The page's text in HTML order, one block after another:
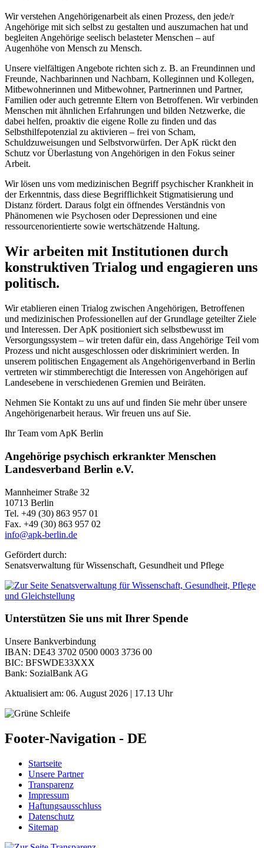
Wir verstehen Angehörigenarbeit als einen Prozess, den jede/r
Angehörige mit sich selbst zu gestalten und auszumachen hat und
begleiten Angehörige seelisch belasteter Menschen – auf
Augenhöhe von Mensch zu Mensch.
Unsere vielfältigen Angebote richten sich z. B. an Freundinnen und
Freunde, Nachbarinnen und Nachbarn, Kolleginnen und Kollegen,
Mitbewohnerinnen und Mitbewohner, Partnerinnen und Partner,
Familien oder auch getrennte Eltern von Betroffenen. Wir verbinden
Menschen mit ähnlichen Erfahrungen und bilden Netzwerke, die
dabei helfen, proaktiv die eigene Rolle zu finden und das
Selbsthilfepotenzial zu aktivieren – frei von Scham,
Schuldzuweisungen und Selbstvorwürfen. Der ApK rückt den
Schutz vor Überlastung von Angehörigen in den Fokus seiner
Arbeit.
Wir lösen uns vom medizinischen Begriff psychischer Krankheit in
der Erkenntnis, dass diese Begrifflichkeit Stigmatisierung und
Distanz fördert. Daraus folgt ein öffnendes Verständnis von
Phänomenen wie Psychosen oder Depressionen und eine
ressourcenorientierte sowie wertschätzende Haltung.
Wir arbeiten mit Institutionen durch
konstruktiven Trialog und engagieren uns
politisch.
Wir etablieren einen Trialog zwischen Angehörigen, Betroffenen
und medizinischen Professionellen auf der Grundlage geteilter Ziele
und Interessen. Der ApK positioniert sich selbstbewusst im
Versorgungssystem – wir treten dafür ein, dass Angehörige Teil vom
Prozess und nicht ausgeschlossen oder diskriminiert werden. In
unserem politischen Engagement als Angehörigenverband in Berlin
vertreten wir stimmberechtigt die Interessen von Angehörigen auf
Landesebene in verschiedenen Gremien und Beiräten.
Nehmen Sie Kontakt zu uns auf und finden Sie mehr über unsere
Angehörigenarbeit heraus. Wir freuen uns auf Sie.
Ihr Team vom ApK Berlin
Angehörige psychisch erkrankter Menschen
Landesverband Berlin e.V.
Mannheimer Straße 32
10713 Berlin
Tel. +49 (30) 863 957 01
Fax. +49 (30) 863 957 02
info@apk-berlin.de
Gefördert durch:
Senatsverwaltung für Wissenschaft, Gesundheit und Pflege
Unterstützen Sie uns mit Ihrer Spende
Unsere Bankverbindung
IBAN: DE43 3702 0500 0003 3736 00
BIC: BFSWDE33XXX
Bank: SozialBank AG
Aktualisiert am: 06. August 2026 | 17.13 Uhr
Footer-Navigation - DE
Startseite
Unsere Partner
Transparenz
Impressum
Haftungsausschluss
Datenschutz
Sitemap